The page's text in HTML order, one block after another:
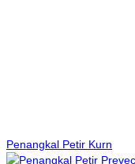
Penangkal Petir Kurn